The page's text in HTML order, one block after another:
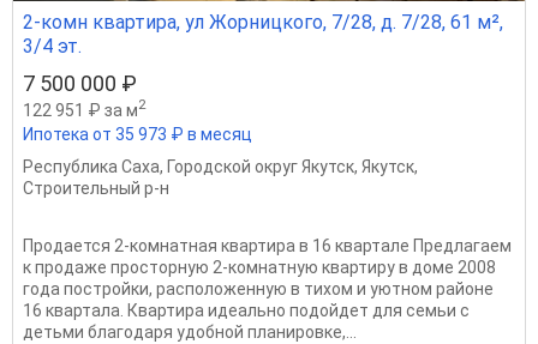
2-комн квартира, ул Жорницкого, 7/28, д. 7/28, 61 м²,
3/4 эт.
7 500 000 ₽
122 951 ₽ за м2
Ипотека от 35 973 ₽ в месяц
Республика Саха, Городской округ Якутск, Якутск,
Строительный р-н
Продается 2-комнатная квартира в 16 квартале Предлагаем
к продаже просторную 2-комнатную квартиру в доме 2008
года постройки, расположенную в тихом и уютном районе
16 квартала. Квартира идеально подойдет для семьи с
детьми благодаря удобной планировке,...